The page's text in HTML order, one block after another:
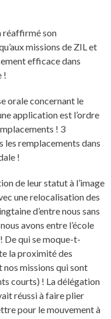
réaffirmé son
missions de ZIL et
efficace dans
!
orale concernant le
application est l’ordre
! 3
remplacements dans
!
de leur statut à l’image
une relocalisation des
d’entre nous sans
avons entre l’école
De qui se moque-t-
la proximité des
nos missions qui sont
courts) ! La délégation
réussi à faire plier
pour le mouvement à